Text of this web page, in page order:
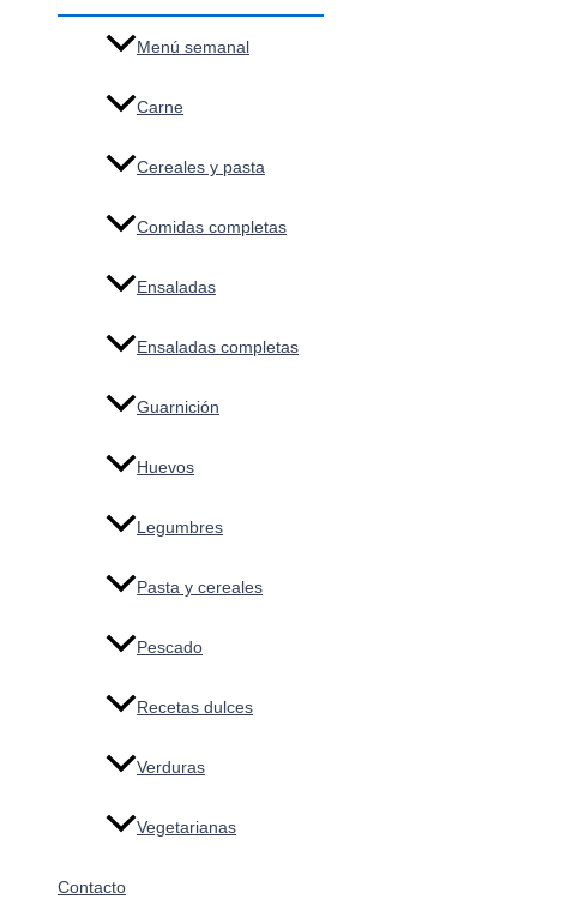
Menú semanal
Carne
Cereales y pasta
Comidas completas
Ensaladas
Ensaladas completas
Guarnición
Huevos
Legumbres
Pasta y cereales
Pescado
Recetas dulces
Verduras
Vegetarianas
Contacto